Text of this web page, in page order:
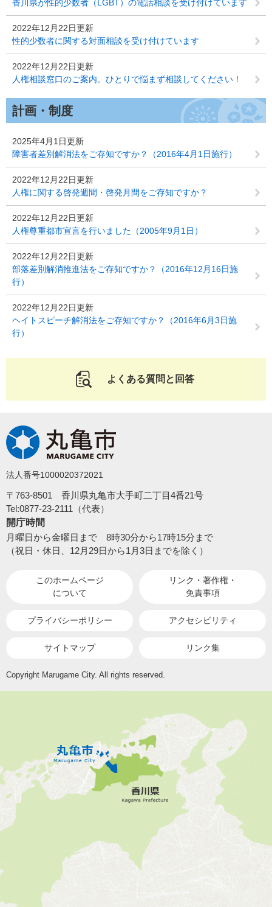
香川県が性的少数者（LGBT）の電話相談を受け付けています
2022年12月22日更新
性的少数者に関する対面相談を受け付けています
2022年12月22日更新
人権相談窓口のご案内。ひとりで悩まず相談してください！
計画・制度
2025年4月1日更新
障害者差別解消法をご存知ですか？（2016年4月1日施行）
2022年12月22日更新
人権に関する啓発週間・啓発月間をご存知ですか？
2022年12月22日更新
人権尊重都市宣言を行いました（2005年9月1日）
2022年12月22日更新
部落差別解消推進法をご存知ですか？（2016年12月16日施
行）
2022年12月22日更新
ヘイトスピーチ解消法をご存知ですか？（2016年6月3日施
行）
よくある質問と回答
法人番号1000020372021
〒763-8501 香川県丸亀市大手町二丁目4番21号
Tel:0877-23-2111（代表）
開庁時間
月曜日から金曜日まで 8時30分から17時15分まで
（祝日・休日、12月29日から1月3日までを除く）
このホームページ
について
リンク・著作権・
免責事項
プライバシーポリシー アクセシビリティ
サイトマップ リンク集
Copyright Marugame City. All rights reserved.